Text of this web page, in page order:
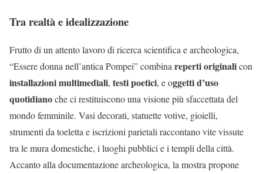
Tra realtà e idealizzazione
Frutto di un attento lavoro di ricerca scientifica e archeologica,
“Essere donna nell’antica Pompei” combinareperti originalicon
installazioni multimediali, testi poetici, e oggetti d’uso
quotidianoche ci restituiscono una visione più sfaccettata del
mondo femminile. Vasi decorati, statuette votive, gioielli,
strumenti da toeletta e iscrizioni parietali raccontano vite vissute
tra le mura domestiche, i luoghi pubblici e i templi della città.
Accanto alla documentazione archeologica, la mostra propone